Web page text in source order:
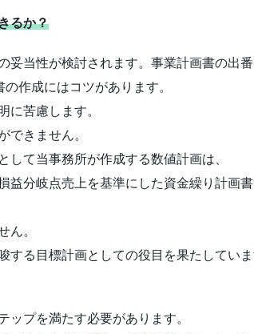
るか？
当性が検討されます。事業計画書の出番
作成にはコツがあります。
に苦慮します。
できません。
て当事務所が作成する数値計画は、
分岐点売上を基準にした資金繰り計画書
ん。
る目標計画としての役目を果たしていま
プを満たす必要があります。